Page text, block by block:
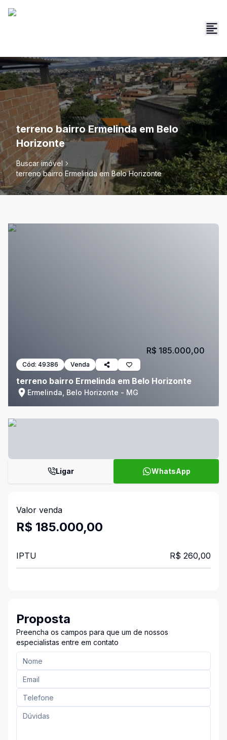
terreno bairro Ermelinda em Belo
Horizonte
Buscar imóvel
terreno bairro Ermelinda em Belo Horizonte
Cód: 49386 Venda
terreno bairro Ermelinda em Belo Horizonte
Ermelinda, Belo Horizonte - MG
R$ 185.000,00
Ligar WhatsApp
Valor venda
R$ 185.000,00
IPTU R$ 260,00
Proposta
Preencha os campos para que um de nossos
especialistas entre em contato